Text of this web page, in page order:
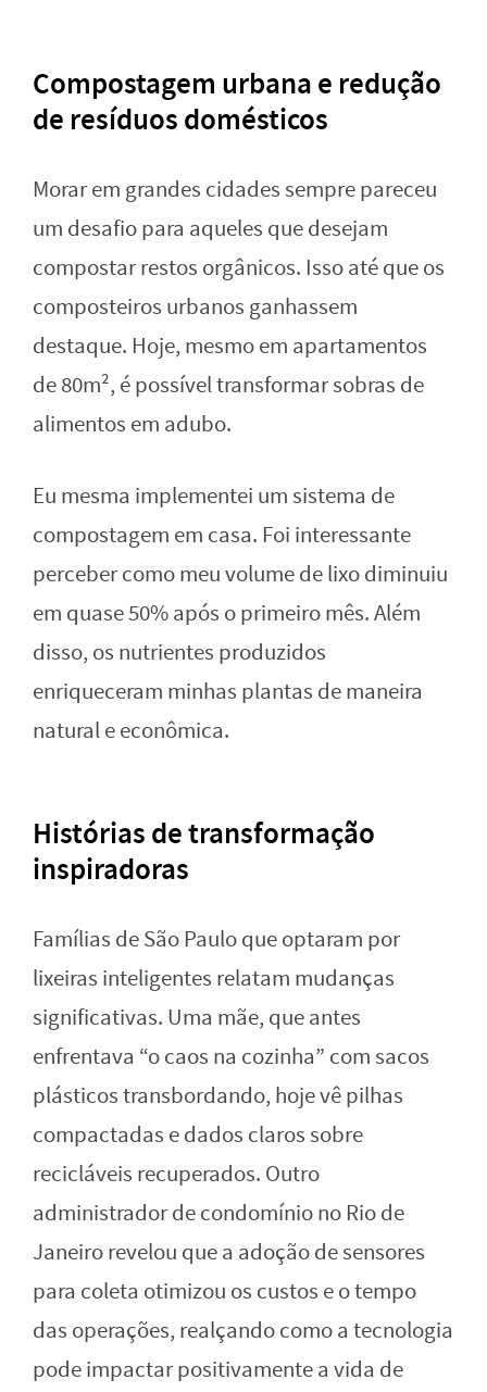
Compostagem urbana e redução
de resíduos domésticos
Morar em grandes cidades sempre pareceu
um desafio para aqueles que desejam
compostar restos orgânicos. Isso até que os
composteiros urbanos ganhassem
destaque. Hoje, mesmo em apartamentos
de 80m², é possível transformar sobras de
alimentos em adubo.
Eu mesma implementei um sistema de
compostagem em casa. Foi interessante
perceber como meu volume de lixo diminuiu
em quase 50% após o primeiro mês. Além
disso, os nutrientes produzidos
enriqueceram minhas plantas de maneira
natural e econômica.
Histórias de transformação
inspiradoras
Famílias de São Paulo que optaram por
lixeiras inteligentes relatam mudanças
significativas. Uma mãe, que antes
enfrentava “o caos na cozinha” com sacos
plásticos transbordando, hoje vê pilhas
compactadas e dados claros sobre
recicláveis recuperados. Outro
administrador de condomínio no Rio de
Janeiro revelou que a adoção de sensores
para coleta otimizou os custos e o tempo
das operações, realçando como a tecnologia
pode impactar positivamente a vida de